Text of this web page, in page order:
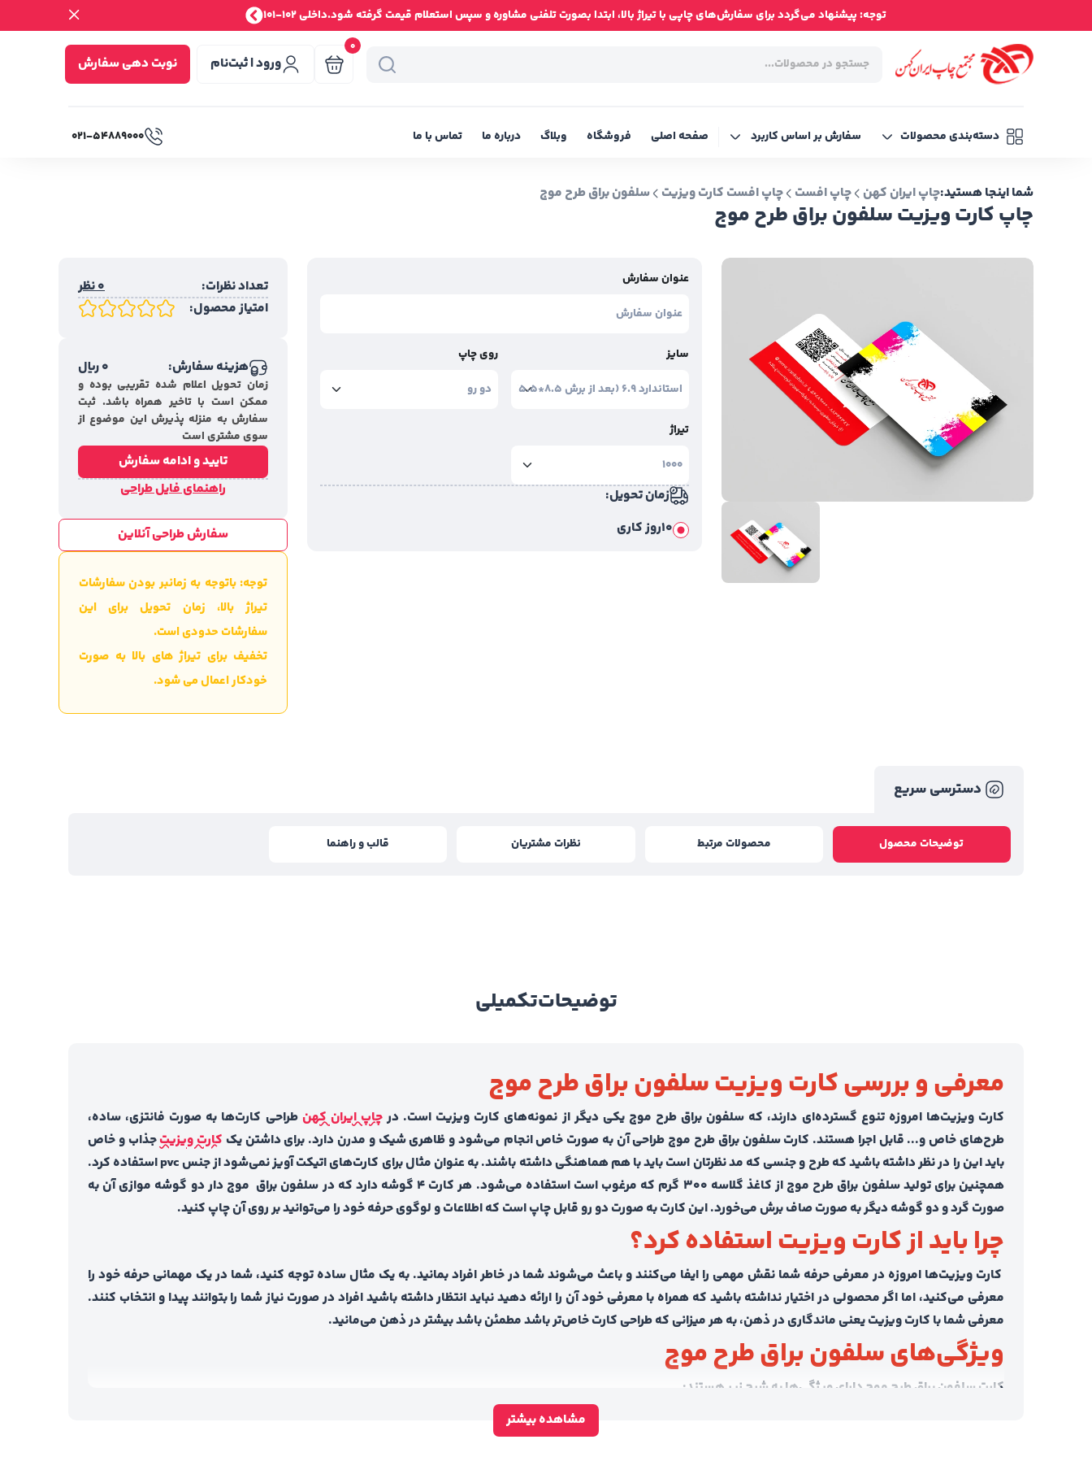
توجه: پیشنهاد می‌گردد برای سفارش‌های چاپی با تیراژ بالا، ابتدا بصورت تلفنی مشاوره و سپس استعلام قیمت گرفته شود.داخلی 102-101
0
ورود | ثبت‌نام نوبت دهی سفارش
دسته‌بندی محصولات سفارش بر اساس کاربرد صفحه اصلی فروشگاه وبلاگ درباره ما تماس با ما ۰۲۱-۵۴۸۸۹۰۰۰
چاپ کارت ویزیت سلفون براق طرح موج
شما اینجا هستید:چاپ ایران کهن چاپ افست چاپ افست کارت ویزیت سلفون براق طرح موج
عنوان سفارش
سایز روی چاپ
تیراژ
زمان تحویل:
10روز کاری
تعداد نظرات:
0 نظر
امتیاز محصول:
هزینه سفارش: 0ریال
زمان تحویل اعلام شده تقریبی بوده و
ممکن است با تاخیر همراه باشد. ثبت
سفارش به منزله پذیرش این موضوع از
سوی مشتری است
تایید و ادامه سفارش
راهنمای فایل طراحی
سفارش طراحی آنلاین
توجه: باتوجه به زمانبر بودن سفارشات
تیراژ بالا، زمان تحویل برای این
سفارشات حدودی است.
تخفیف برای تیراژ های بالا به صورت
خودکار اعمال می شود.
دسترسی سریع
توضیحات محصول محصولات مرتبط نظرات مشتریان قالب و راهنما
توضیحاتتکمیلی
معرفی و بررسی کارت ویزیت سلفون براق طرح موج
کارت ویزیت‌ها امروزه تنوع گسترده‌ای دارند، که سلفون براق طرح موج یکی دیگر از نمونه‌های کارت ویزیت است. درچاپ ایران کهن طراحی‌ کارت‌ها به صورت فانتزی، ساده،
طرح‌های خاص و... قابل اجرا هستند. کارت سلفون براق طرح موج طراحی آن به صورت خاص انجام می‌شود ‌و ظاهری شیک و مدرن دارد. برای داشتن یک کارت ویزیتجذاب و خاص
باید این را در نظر داشته باشید که طرح و جنسی که مد نظرتان است باید با هم هماهنگی داشته باشند. به عنوان مثال برای کارت‌های اتیکت آویز نمی‌شود از جنس pvc استفاده کرد.
همچنین برای تولید سلفون براق طرح موج از کاغذ گلاسه ۳۰۰ گرم که مرغوب است استفاده می‌شود. هر کارت ۴ گوشه دارد که در سلفون براق موج دار دو گوشه موازی آن به
صورت گرد و دو گوشه دیگر به صورت صاف برش می‌خورد. این کارت به صورت دو رو قابل چاپ است که اطلاعات و لوگوی حرفه خود را می‌توانید بر روی آن چاپ کنید.
چرا باید از کارت ویزیت استفاده کرد؟
کارت‌ ویزیت‌ها امروزه در معرفی حرفه شما نقش مهمی را ایفا می‌کنند و باعث می‌شوند شما در خاطر افراد بمانید. به یک مثال ساده توجه کنید، شما در یک مهمانی حرفه خود را
معرفی می‌کنید، اما اگر محصولی در اختیار نداشته باشید که همراه با معرفی خود آن را ارائه دهید نباید انتظار داشته باشید افراد در صورت نیاز شما را بتوانند پیدا و انتخاب کنند.
معرفی شما با کارت ویزیت یعنی ماندگاری در ذهن، به هر میزانی که طراحی کارت خاص‌تر باشد مطمئن باشد بیشتر در ذهن می‌مانید.
ویژگی‌های سلفون براق طرح موج
کارت سلفون براق طرح موج دارای ویژگی‌ها به شرح زیر هستند:
• اکثر کارت‌ها به صورت چهار گوش ارائه می‌شوند که این یک نمونه معمولی و متداول است. اما کارت‌های سلفون براق طرح موج طراحی‌ آن خاص است‌ همین نکته باعث می‌شود آن
مشاهده بیشتر